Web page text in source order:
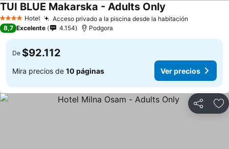
4 EstrellasHotel Acceso privado a la piscina desde la habitación
TUI BLUE Makarska - Adults Only
8,7 Excelente 4.154 Podgora
De $92.112
Mira precios de 10 páginas Ver precios
Compartir